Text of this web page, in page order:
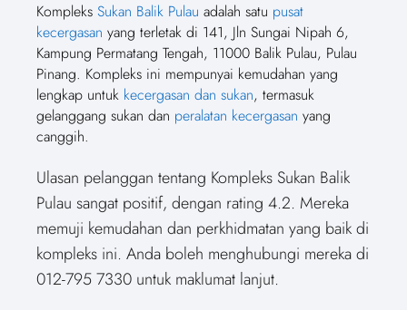
Kompleks Sukan Balik Pulau adalah satu pusat
kecergasan yang terletak di 141, Jln Sungai Nipah 6,
Kampung Permatang Tengah, 11000 Balik Pulau, Pulau
Pinang. Kompleks ini mempunyai kemudahan yang
lengkap untuk kecergasan dan sukan, termasuk
gelanggang sukan dan peralatan kecergasan yang
canggih.
Ulasan pelanggan tentang Kompleks Sukan Balik
Pulau sangat positif, dengan rating 4.2. Mereka
memuji kemudahan dan perkhidmatan yang baik di
kompleks ini. Anda boleh menghubungi mereka di
012-795 7330 untuk maklumat lanjut.